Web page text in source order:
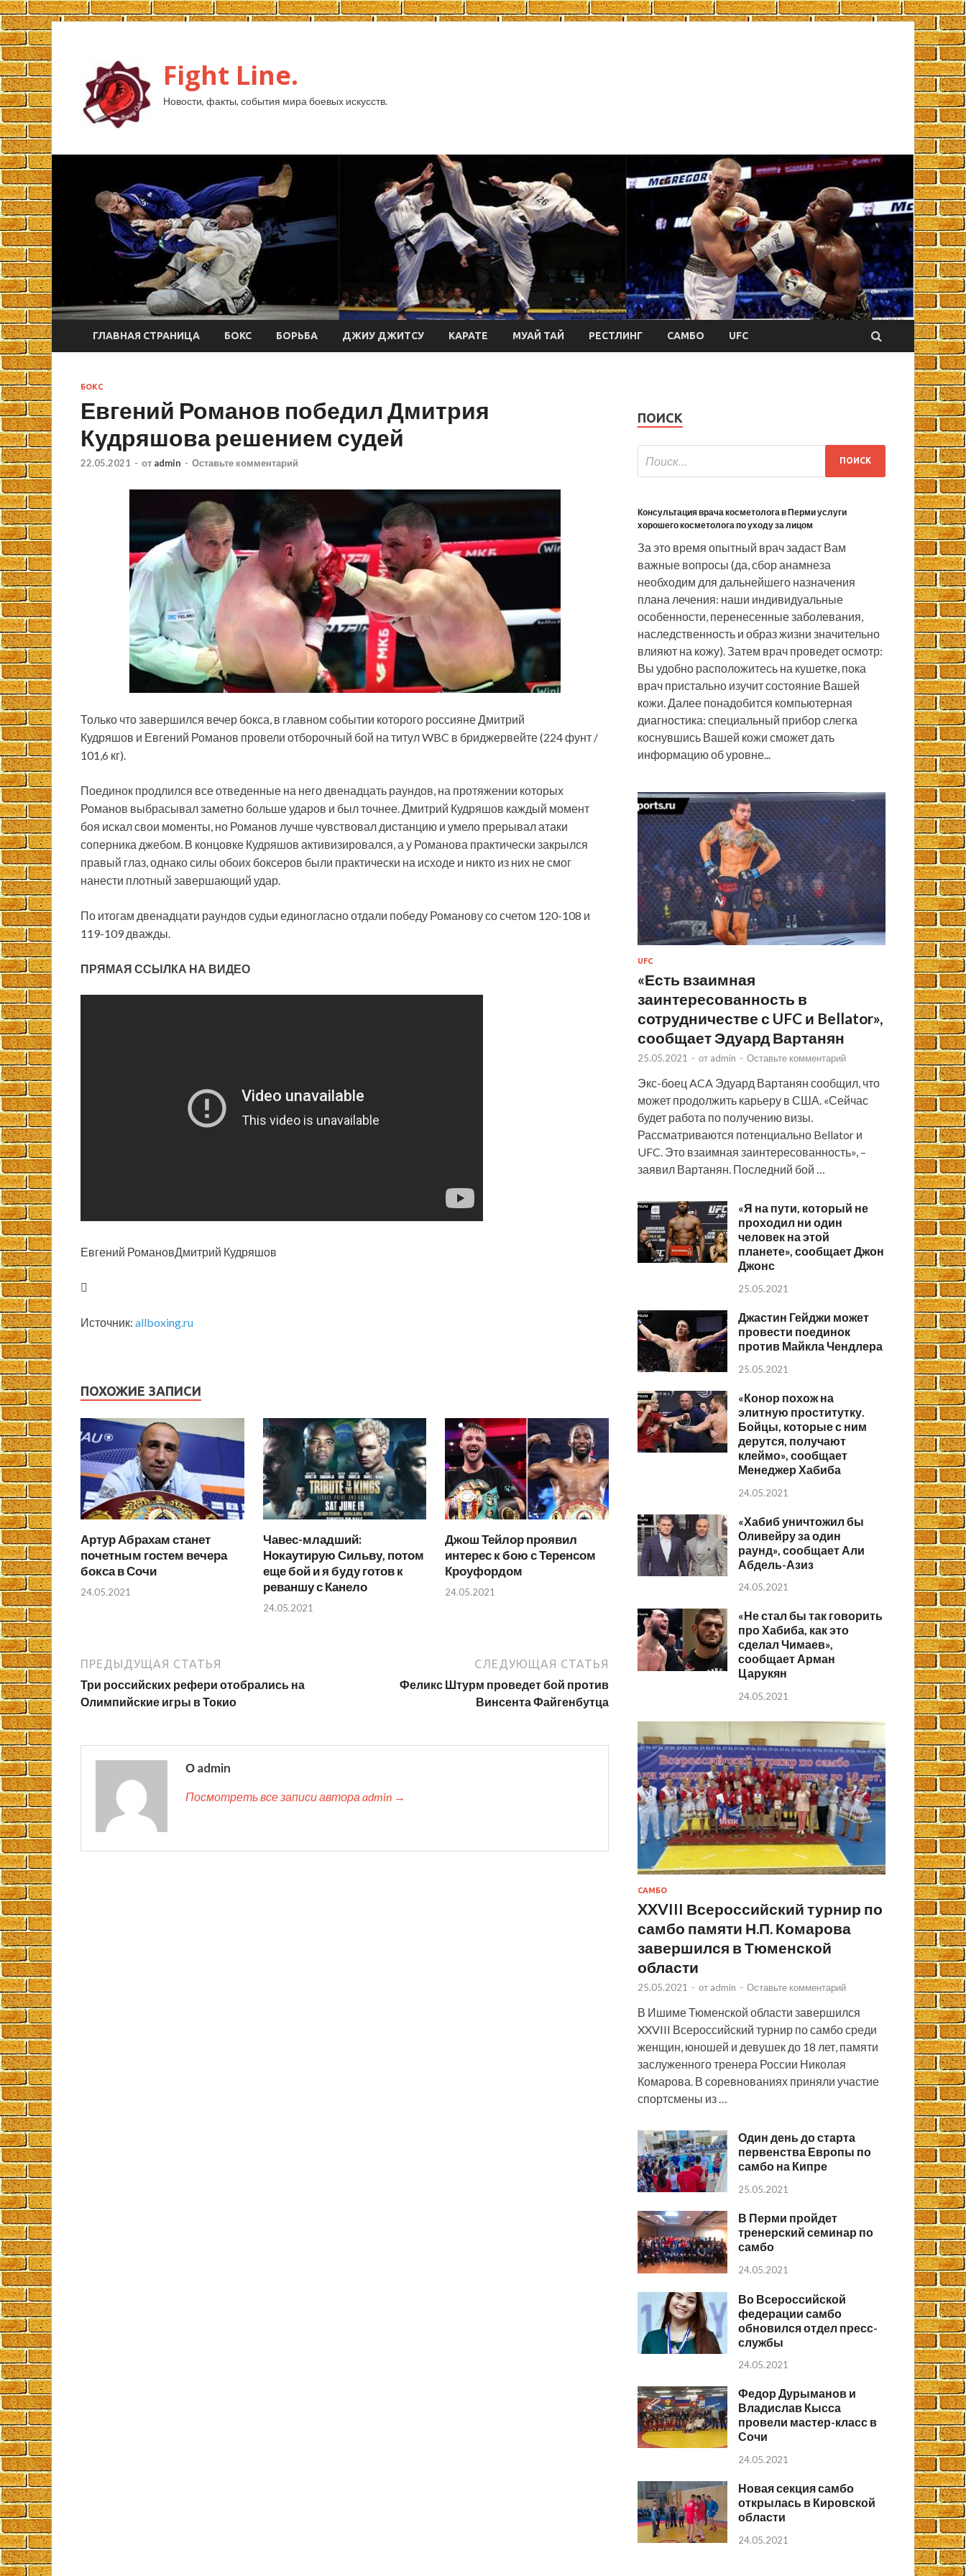
Fight Line.
Новости, факты, события мира боевых искусств.
ГЛАВНАЯ СТРАНИЦА БОКС БОРЬБА ДЖИУ ДЖИТСУ КАРАТЕ МУАЙ ТАЙ РЕСТЛИНГ САМБО UFC
БОКС
Евгений Романов победил Дмитрия
Кудряшова решением судей
22.05.2021 - от admin - Оставьте комментарий
Только что завершился вечер бокса, в главном событии которого россияне Дмитрий
Кудряшов и Евгений Романов провели отборочный бой на титул WBC в бриджервейте (224 фунт /
101,6 кг).
Поединок продлился все отведенные на него двенадцать раундов, на протяжении которых
Романов выбрасывал заметно больше ударов и был точнее. Дмитрий Кудряшов каждый момент
боя искал свои моменты, но Романов лучше чувствовал дистанцию и умело прерывал атаки
соперника джебом. В концовке Кудряшов активизировался, а у Романова практически закрылся
правый глаз, однако силы обоих боксеров были практически на исходе и никто из них не смог
нанести плотный завершающий удар.
По итогам двенадцати раундов судьи единогласно отдали победу Романову со счетом 120-108 и
119-109 дважды.
ПРЯМАЯ ССЫЛКА НА ВИДЕО
Евгений РомановДмитрий Кудряшов
Источник: allboxing.ru
ПОХОЖИЕ ЗАПИСИ
Артур Абрахам станет
почетным гостем вечера
бокса в Сочи
24.05.2021
Чавес-младший:
Нокаутирую Сильву, потом
еще бой и я буду готов к
реваншу с Канело
24.05.2021
Джош Тейлор проявил
интерес к бою с Теренсом
Кроуфордом
24.05.2021
ПРЕДЫДУЩАЯ СТАТЬЯ
Три российских рефери отобрались на
Олимпийские игры в Токио
СЛЕДУЮЩАЯ СТАТЬЯ
Феликс Штурм проведет бой против
Винсента Файгенбутца
О admin
Посмотреть все записи автора admin →
ПОИСК
Консультация врача косметолога в Перми услуги
хорошего косметолога по уходу за лицом
За это время опытный врач задаст Вам
важные вопросы (да, сбор анамнеза
необходим для дальнейшего назначения
плана лечения: наши индивидуальные
особенности, перенесенные заболевания,
наследственность и образ жизни значительно
влияют на кожу). Затем врач проведет осмотр:
Вы удобно расположитесь на кушетке, пока
врач пристально изучит состояние Вашей
кожи. Далее понадобится компьютерная
диагностика: специальный прибор слегка
коснувшись Вашей кожи сможет дать
информацию об уровне...
UFC
«Есть взаимная
заинтересованность в
сотрудничестве с UFC и Bellator»,
сообщает Эдуард Вартанян
25.05.2021 - от admin - Оставьте комментарий
Экс-боец ACA Эдуард Вартанян сообщил, что
может продолжить карьеру в США. «Сейчас
будет работа по получению визы.
Рассматриваются потенциально Bellator и
UFC. Это взаимная заинтересованность», –
заявил Вартанян. Последний бой …
«Я на пути, который не
проходил ни один
человек на этой
планете», сообщает Джон
Джонс
25.05.2021
Джастин Гейджи может
провести поединок
против Майкла Чендлера
25.05.2021
«Конор похож на
элитную проститутку.
Бойцы, которые с ним
дерутся, получают
клеймо», сообщает
Менеджер Хабиба
24.05.2021
«Хабиб уничтожил бы
Оливейру за один
раунд», сообщает Али
Абдель-Азиз
24.05.2021
«Не стал бы так говорить
про Хабиба, как это
сделал Чимаев»,
сообщает Арман
Царукян
24.05.2021
САМБО
XXVIII Всероссийский турнир по
самбо памяти Н.П. Комарова
завершился в Тюменской
области
25.05.2021 - от admin - Оставьте комментарий
В Ишиме Тюменской области завершился
XXVIII Всероссийский турнир по самбо среди
женщин, юношей и девушек до 18 лет, памяти
заслуженного тренера России Николая
Комарова. В соревнованиях приняли участие
спортсмены из …
Один день до старта
первенства Европы по
самбо на Кипре
25.05.2021
В Перми пройдет
тренерский семинар по
самбо
24.05.2021
Во Всероссийской
федерации самбо
обновился отдел пресс-
службы
24.05.2021
Федор Дурыманов и
Владислав Кысса
провели мастер-класс в
Сочи
24.05.2021
Новая секция самбо
открылась в Кировской
области
24.05.2021